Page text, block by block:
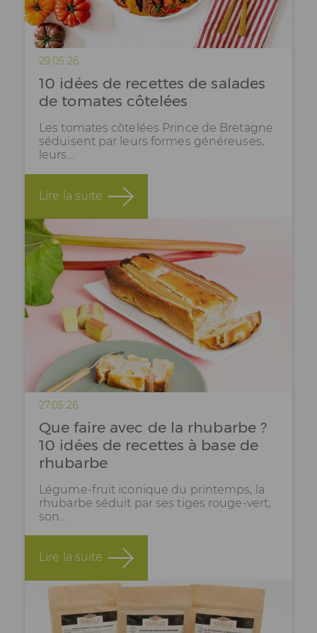
29.05.26
10 idées de recettes de salades
de tomates côtelées
Les tomates côtelées Prince de Bretagne
séduisent par leurs formes généreuses,
leurs…
Lire la suite
27.05.26
Que faire avec de la rhubarbe ?
10 idées de recettes à base de
rhubarbe
Légume-fruit iconique du printemps, la
rhubarbe séduit par ses tiges rouge-vert,
son…
Lire la suite